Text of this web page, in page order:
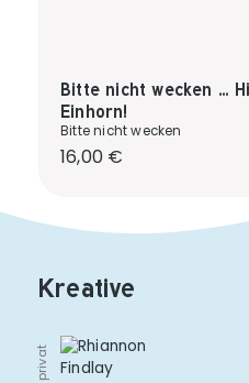
Bitte nicht wecken ...
Einhorn!
Bitte nicht wecken
Regulärer Preis:
16,00 €
Kreative
© privat